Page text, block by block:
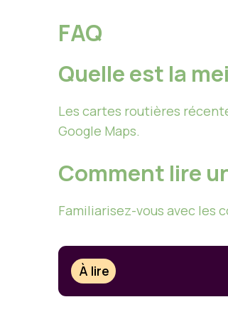
FAQ
Quelle est la
Les cartes routières
Google Maps.
Comment lire
Familiarisez-vous avec les
À lire